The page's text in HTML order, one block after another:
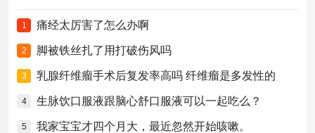
1 痛经太厉害了怎么办啊
2 脚被铁丝扎了用打破伤风吗
3 乳腺纤维瘤手术后复发率高吗 纤维瘤是多发性的
4 生脉饮口服液跟脑心舒口服液可以一起吃么？
5 我家宝宝才四个月大，最近忽然开始咳嗽。